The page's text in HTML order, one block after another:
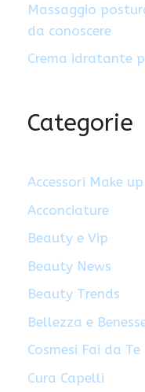
Massaggio
da conoscere
Crema idratante
Categorie
Accessori Make up
Acconciature
Beauty e Vip
Beauty News
Beauty Trends
Bellezza e
Cosmesi Fai da Te
Cura Capelli